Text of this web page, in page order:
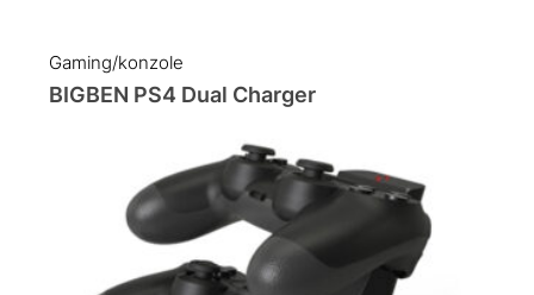
Gaming/konzole
BIGBEN PS4 Dual Charger